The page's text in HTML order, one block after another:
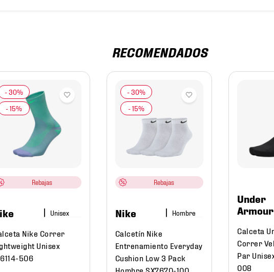
RECOMENDADOS
Rebajas
Nike Correr
Unisex
506
Rebajas
Nike Hombre
Calcetín Nike
Entrenamiento Everyday
Cushion Low 3 Pack
Hombre SX7670-100
Under
Armour
Calceta
Correr
Par
008